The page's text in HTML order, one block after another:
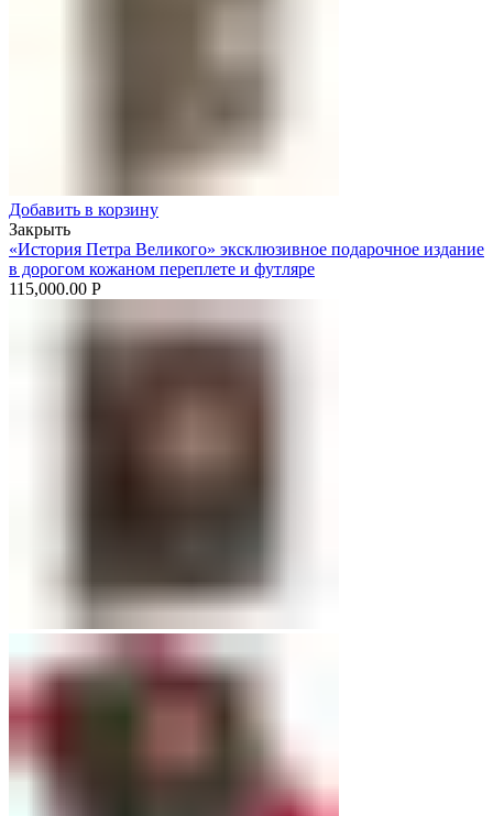
Добавить в корзину
Закрыть
«История Петра Великого» эксклюзивное подарочное издание
в дорогом кожаном переплете и футляре
115,000.00 Р